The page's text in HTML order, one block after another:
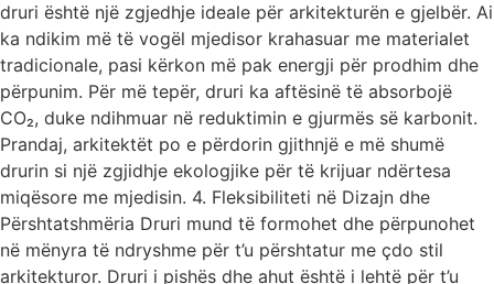
druri është një zgjedhje ideale për arkitekturën e gjelbër. Ai
ka ndikim më të vogël mjedisor krahasuar me materialet
tradicionale, pasi kërkon më pak energji për prodhim dhe
përpunim. Për më tepër, druri ka aftësinë të absorbojë
CO₂, duke ndihmuar në reduktimin e gjurmës së karbonit.
Prandaj, arkitektët po e përdorin gjithnjë e më shumë
drurin si një zgjidhje ekologjike për të krijuar ndërtesa
miqësore me mjedisin. 4. Fleksibiliteti në Dizajn dhe
Përshtatshmëria Druri mund të formohet dhe përpunohet
në mënyra të ndryshme për t’u përshtatur me çdo stil
arkitekturor. Druri i pishës dhe ahut është i lehtë për t’u